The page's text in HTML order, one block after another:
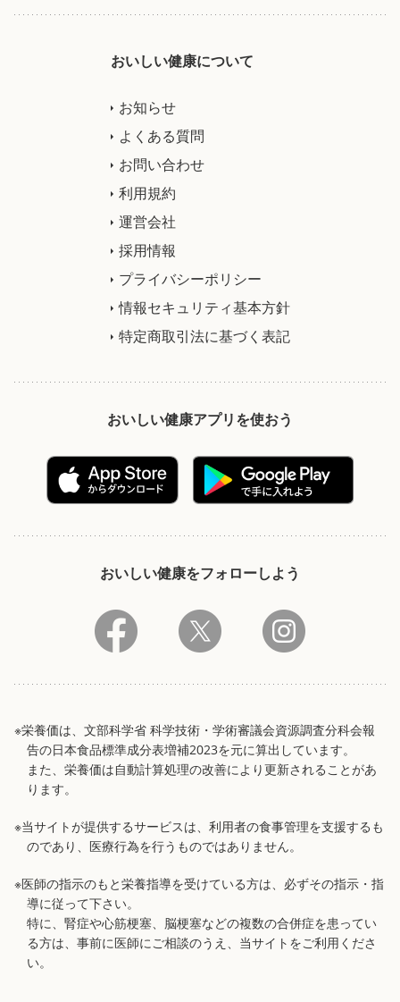
おいしい健康について
お知らせ
よくある質問
お問い合わせ
利用規約
運営会社
採用情報
プライバシーポリシー
情報セキュリティ基本方針
特定商取引法に基づく表記
おいしい健康アプリを使おう
おいしい健康をフォローしよう
※栄養価は、文部科学省 科学技術・学術審議会資源調査分科会報
告の日本食品標準成分表増補2023を元に算出しています。
また、栄養価は自動計算処理の改善により更新されることがあ
ります。
※当サイトが提供するサービスは、利用者の食事管理を支援するも
のであり、医療行為を行うものではありません。
※医師の指示のもと栄養指導を受けている方は、必ずその指示・指
導に従って下さい。
特に、腎症や心筋梗塞、脳梗塞などの複数の合併症を患ってい
る方は、事前に医師にご相談のうえ、当サイトをご利用くださ
い。